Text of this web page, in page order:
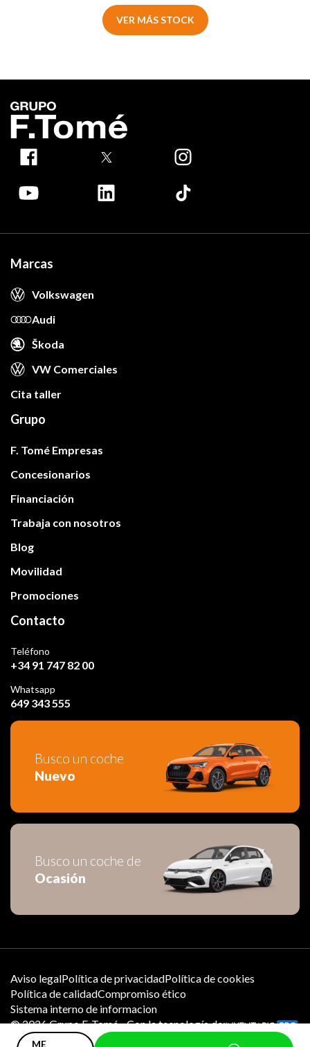
ME
VER MÁS STOCK
Marcas
Volkswagen
Audi
Škoda
VW Comerciales
Cita taller
Grupo
F. Tomé Empresas
Concesionarios
Financiación
Trabaja con nosotros
Blog
Movilidad
Promociones
Contacto
Teléfono
+34 91 747 82 00
Whatsapp
649 343 555
Busco un coche
Nuevo
Busco un coche de
Ocasión
Aviso legalPolítica de privacidadPolítica de cookies
Política de calidadCompromiso ético
Sistema interno de informacion
©2026Grupo F. Tomé - Con la tecnología de: